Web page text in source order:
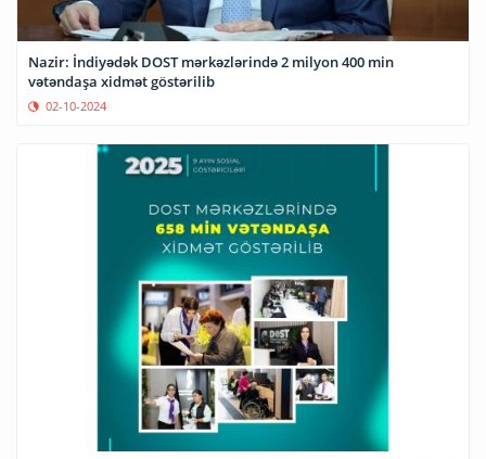
Nazir: İndiyədək DOST mərkəzlərində 2 milyon 400 min
vətəndaşa xidmət göstərilib
02-10-2024